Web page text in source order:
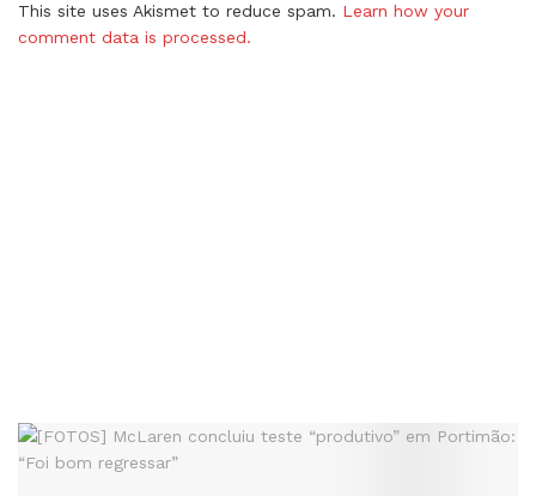
This site uses Akismet to reduce spam. Learn how your
comment data is processed.